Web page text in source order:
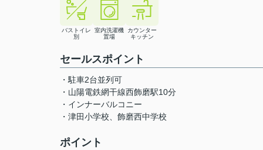
バストイレ
別
室内洗濯機
置場
カウンター
キッチン
セールスポイント
・駐車2台並列可
・山陽電鉄網干線西飾磨駅10分
・インナーバルコニー
・津田小学校、飾磨西中学校
ポイント